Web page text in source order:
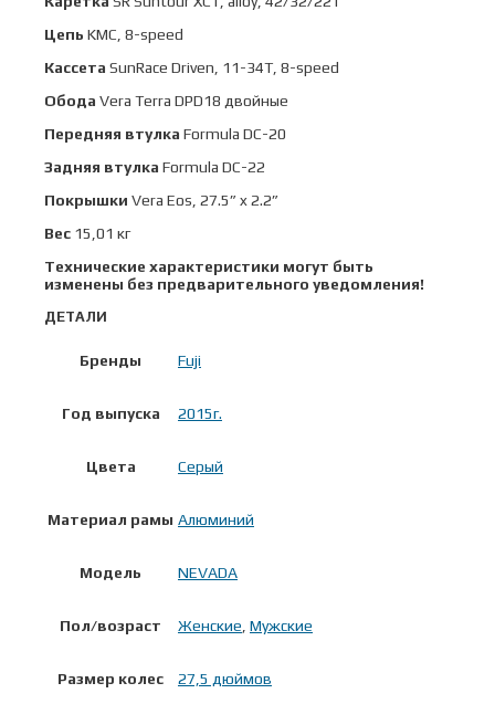
Цепь KMC, 8-speed
Кассета SunRace Driven, 11-34T, 8-speed
Обода Vera Terra DPD18 двойные
Передняя втулка Formula DC-20
Задняя втулка Formula DC-22
Покрышки Vera Eos, 27.5” x 2.2”
Вес 15,01 кг
Технические характеристики могут быть
изменены без предварительного уведомления!
ДЕТАЛИ
Бренды Fuji
Год выпуска 2015г.
Цвета Серый
Материал рамы Алюминий
Модель NEVADA
Пол/возраст Женские Мужские
Размер колес 27,5 дюймов